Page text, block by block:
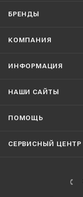
БРЕНДЫ
КОМПАНИЯ
ИНФОРМАЦИЯ
НАШИ CАЙТЫ
ПОМОЩЬ
СЕРВИСНЫЙ ЦЕНТР